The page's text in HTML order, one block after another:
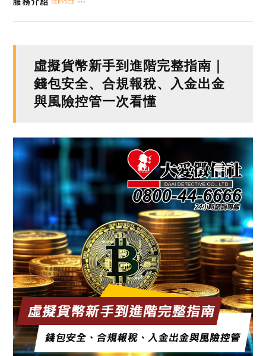
虛擬貨幣新手到進階完整指南｜
錢包安全、合規報稅、入金出金
與風險控管一次看懂